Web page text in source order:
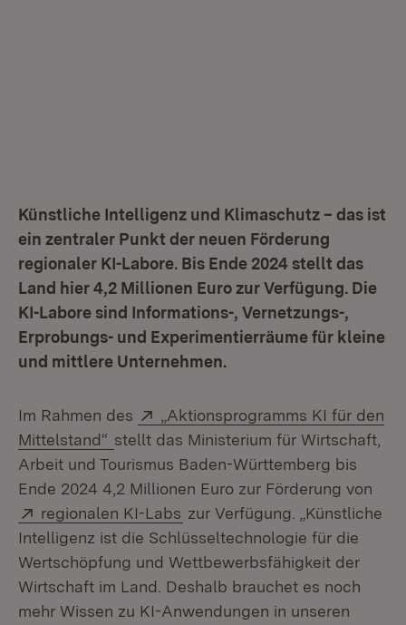
Künstliche Intelligenz und Klimaschutz – das ist
ein zentraler Punkt der neuen Förderung
regionaler KI-Labore. Bis Ende 2024 stellt das
Land hier 4,2 Millionen Euro zur Verfügung. Die
KI-Labore sind Informations-, Vernetzungs-,
Erprobungs- und Experimentierräume für kleine
und mittlere Unternehmen.
Im Rahmen des Extern:
„Aktionsprogramms KI für den
Mittelstand“ (Öffnet in neuem Fenster)
stellt das Ministerium für Wirtschaft,
Arbeit und Tourismus Baden-Württemberg bis
Ende 2024 4,2 Millionen Euro zur Förderung von
Extern:
regionalen KI-Labs (Öffnet in neuem Fenster)
zur Verfügung. „Künstliche
Intelligenz ist die Schlüsseltechnologie für die
Wertschöpfung und Wettbewerbsfähigkeit der
Wirtschaft im Land. Deshalb brauchet es noch
mehr Wissen zu KI-Anwendungen in unseren